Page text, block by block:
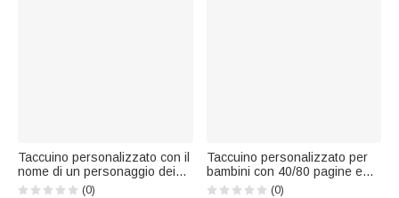
Taccuino personalizzato con il
nome di un personaggio dei
cartoni animati, uso
(0)
Taccuino personalizzato per
bambini con 40/80 pagine e
nome Uso quotidiano Regalo
(0)